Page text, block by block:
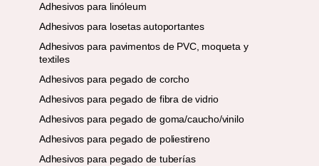
Adhesivos para linóleum
Adhesivos para losetas autoportantes
Adhesivos para pavimentos de PVC, moqueta y
textiles
Adhesivos para pegado de corcho
Adhesivos para pegado de fibra de vidrio
Adhesivos para pegado de goma/caucho/vinilo
Adhesivos para pegado de poliestireno
Adhesivos para pegado de tuberías